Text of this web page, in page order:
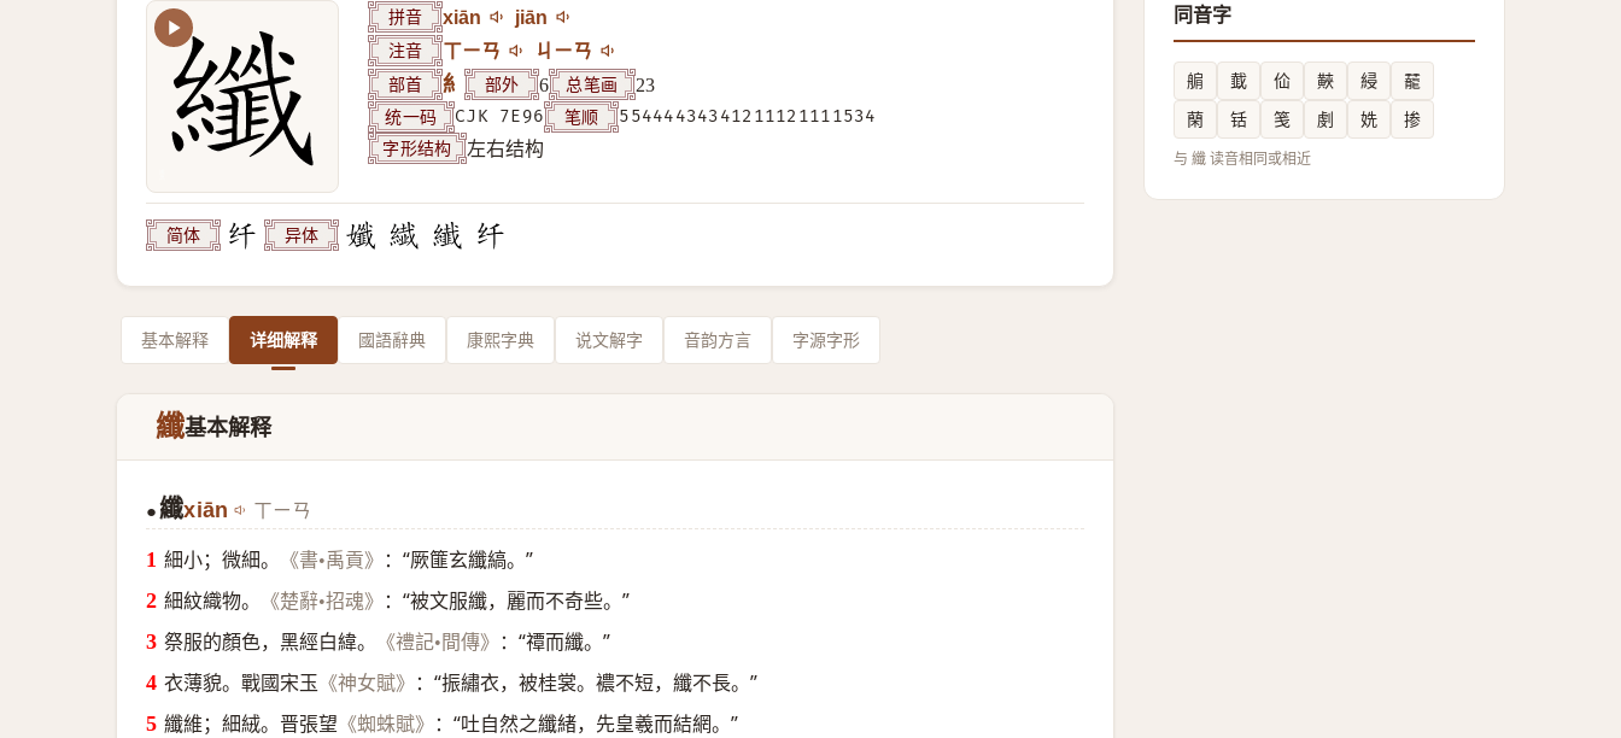
拼音 xiān jiān
注音 ㄒㄧㄢ ㄐㄧㄢ
部首 糹 部外 6 总笔画 23
统一码 CJK 7E96 笔顺 55444434341211121111534
字形结构 左右结构
简体 异体
基本解释 详细解释 國語辭典 康熙字典 说文解字 音韵方言 字源字形
纖基本解释
● 纖xiān ㄒㄧㄢ
細小；微細。 《書•禹貢》
：“厥篚玄纖縞。”
細紋織物。
《楚辭•招魂》
：“被文服纖，麗而不奇些。”
祭服的顏色，黑經白緯。
《禮記•間傳》
：“禫而纖。”
衣薄貌。戰國宋玉 《神女賦》
：“振繡衣，被桂裳。襛不短，纖不長。”
纖維；細絨。晋張望 《蜘蛛賦》
：“吐自然之纖緒，先皇羲而結網。”
同音字
䑷 韯 佡 䵌 綅
䶬
䔵
铦 笺 㓺 姺 掺
与 纖 读音相同或相近